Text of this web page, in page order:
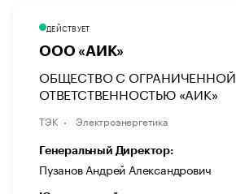
ДЕЙСТВУЕТ
ООО «АИК»
ОБЩЕСТВО С ОГРАНИЧЕННОЙ
ОТВЕТСТВЕННОСТЬЮ «АИК»
ТЭК Электроэнергетика
Генеральный Директор:
Пузанов Андрей Александрович